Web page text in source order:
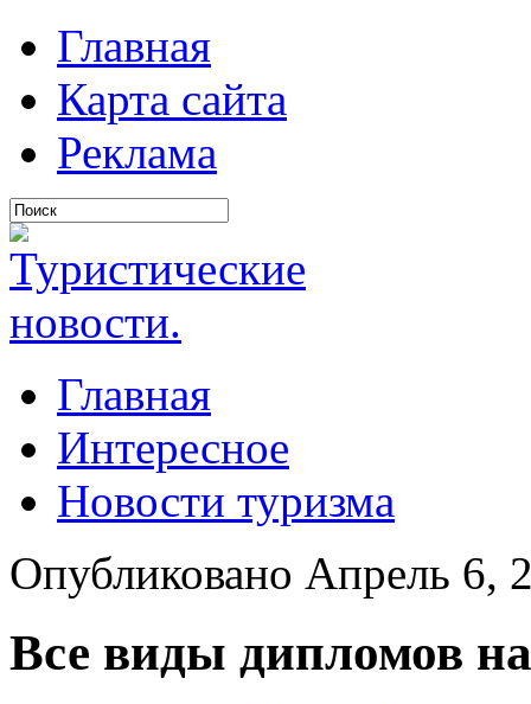
Главная
Карта сайта
Реклама
Главная
Интересное
Новости туризма
Опубликовано Апрель 6,
Все виды дипломов на